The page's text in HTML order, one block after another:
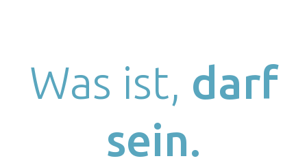
Was ist, darf
sein.